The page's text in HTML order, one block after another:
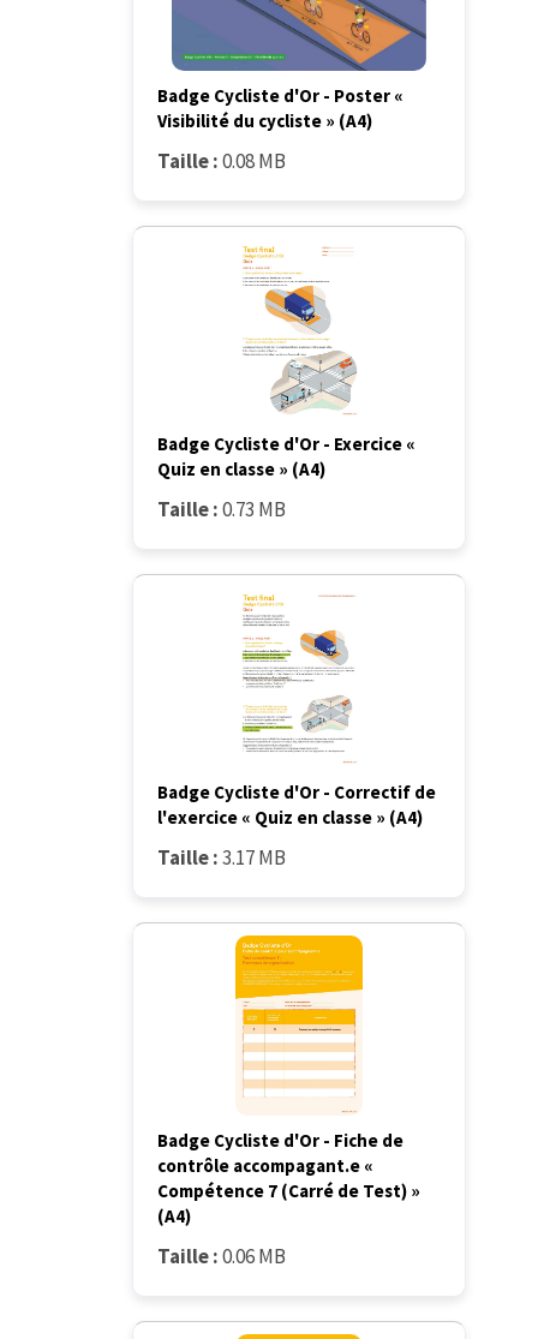
Badge Cycliste d'Or - Poster «
Visibilité du cycliste » (A4)
Taille :0.08 MB
Badge Cycliste d'Or - Exercice «
Quiz en classe » (A4)
Taille :0.73 MB
Badge Cycliste d'Or - Correctif de
l'exercice « Quiz en classe » (A4)
Taille :3.17 MB
Badge Cycliste d'Or - Fiche de
contrôle accompagant.e «
Compétence 7 (Carré de Test) »
(A4)
Taille :0.06 MB